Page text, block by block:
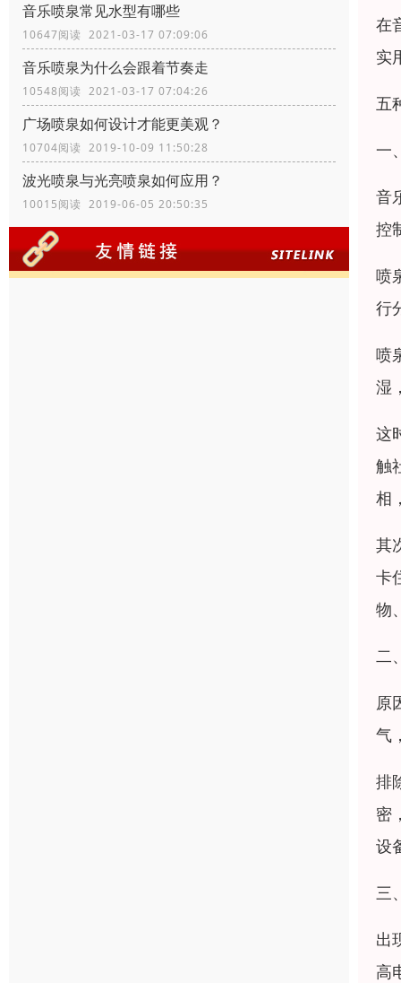
音乐喷泉常见水型有哪些
10647阅读 2021-03-17 07:09:06
音乐喷泉为什么会跟着节奏走
10548阅读 2021-03-17 07:04:26
广场喷泉如何设计才能更美观？
10704阅读 2019-10-09 11:50:28
波光喷泉与光亮喷泉如何应用？
10015阅读 2019-06-05 20:50:35
在
实
五
一
音
控
喷
行
喷
湿
这
触
相
其
卡
物
二
原
气
排
密
设
三
出
高